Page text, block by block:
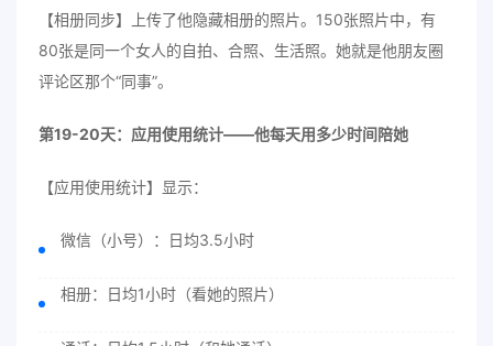
【相册同步】上传了他隐藏相册的照片。150张照片中，有
80张是同一个女人的自拍、合照、生活照。她就是他朋友圈
评论区那个“同事”。
第19-20天：应用使用统计——他每天用多少时间陪她
【应用使用统计】显示：
微信（小号）：日均3.5小时
相册：日均1小时（看她的照片）